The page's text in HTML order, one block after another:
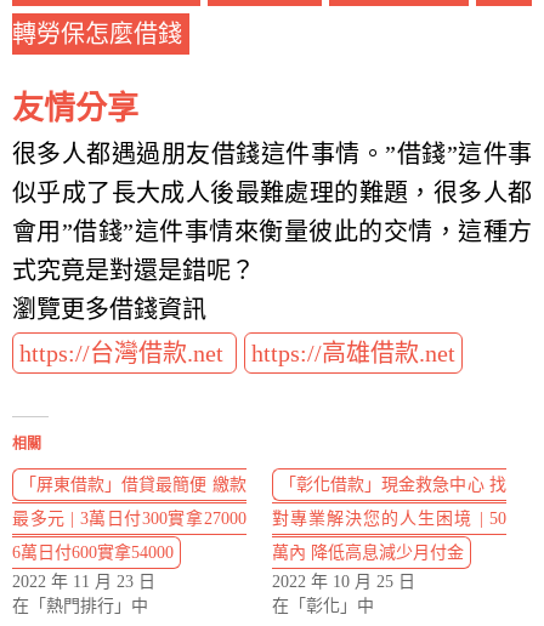
轉勞保怎麼借錢
友情分享
很多人都遇過朋友借錢這件事情。”借錢”這件事
似乎成了長大成人後最難處理的難題，很多人都
會用”借錢”這件事情來衡量彼此的交情，這種方
式究竟是對還是錯呢？
瀏覽更多借錢資訊
https://台灣借款.net
https://高雄借款.net
相關
「屏東借款」借貸最簡便 繳款
最多元 | 3萬日付300實拿27000
6萬日付600實拿54000
2022 年 11 月 23 日
在「熱門排行」中
「彰化借款」現金救急中心 找
對專業解決您的人生困境 | 50
萬內 降低高息減少月付金
2022 年 10 月 25 日
在「彰化」中